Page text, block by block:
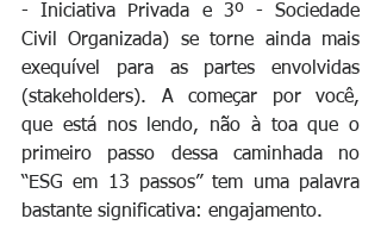
- Iniciativa Privada e 3º - Sociedade
Civil Organizada) se torne ainda mais
exequível para as partes envolvidas
(stakeholders). A começar por você,
que está nos lendo, não à toa que o
primeiro passo dessa caminhada no
“ESG em 13 passos” tem uma palavra
bastante significativa: engajamento.